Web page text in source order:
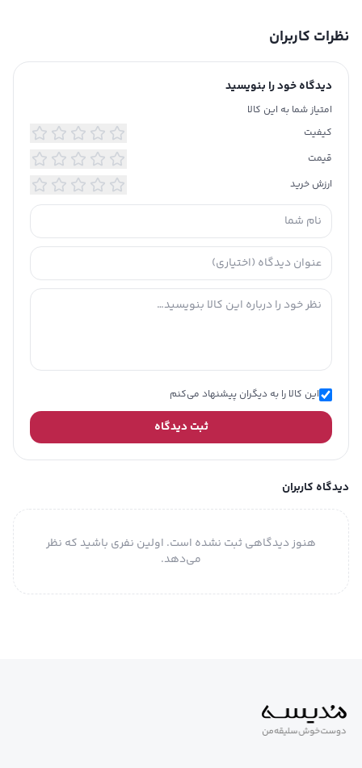
توضیحات
تکمیلی
در قسمت دوربین این کاور یک محافظ لنز
گلسی تعبیه شده است تا از لنز دوربین شما در
برابر صدمات ناگهانی محافظت کند.
نصب می شود و گوشی را داخل قاب فیت می
یکی از ویژگی های خیلی خوب این قاب
موبایل رنگی بودن دور آن است که براق بودن
زیبایی گوشی شما را دوچندان می کند.
نظرات کاربران
دیدگاه خود را بنویسید
امتیاز شما به این کالا
کیفیت
قیمت
ارزش خرید
این کالا را به دیگران پیشنهاد می‌کنم
ثبت دیدگاه
دیدگاه کاربران
هنوز دیدگاهی ثبت نشده است. اولین نفری باشید که نظر
می‌دهد.